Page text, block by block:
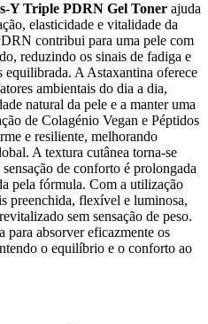
Y Triple PDRN Gel Toner ajuda
elasticidade e vitalidade da
contribui para uma pele com
reduzindo os sinais de fadiga e
equilibrada. A Astaxantina oferece
ambientais do dia a dia,
natural da pele e a manter uma
de Colagénio Vegan e Péptidos
e resiliente, melhorando
A textura cutânea torna-se
de conforto é prolongada
pela fórmula. Com a utilização
preenchida, flexível e luminosa,
sem sensação de peso.
para absorver eficazmente os
o equilíbrio e o conforto ao